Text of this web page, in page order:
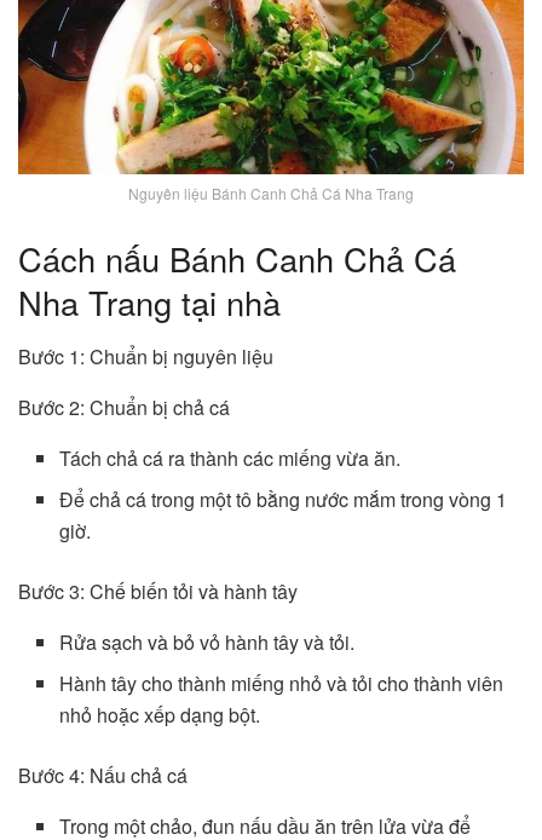
Nguyên liệu Bánh Canh Chả Cá Nha Trang
Cách nấu Bánh Canh Chả Cá
Nha Trang tại nhà
Bước 1: Chuẩn bị nguyên liệu
Bước 2: Chuẩn bị chả cá
Tách chả cá ra thành các miếng vừa ăn.
Để chả cá trong một tô bằng nước mắm trong vòng 1
giờ.
Bước 3: Chế biến tỏi và hành tây
Rửa sạch và bỏ vỏ hành tây và tỏi.
Hành tây cho thành miếng nhỏ và tỏi cho thành viên
nhỏ hoặc xếp dạng bột.
Bước 4: Nấu chả cá
Trong một chảo, đun nấu dầu ăn trên lửa vừa để